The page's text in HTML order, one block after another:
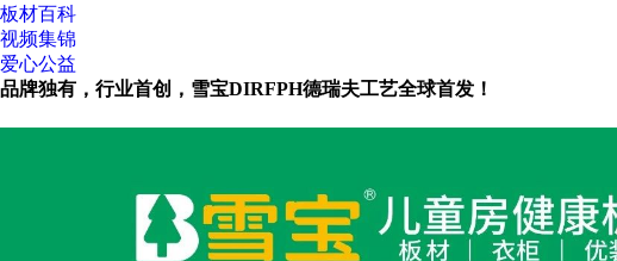
板材百科
视频集锦
爱心公益
品牌独有，行业首创，雪宝DIRFPH德瑞夫工艺全球首发！